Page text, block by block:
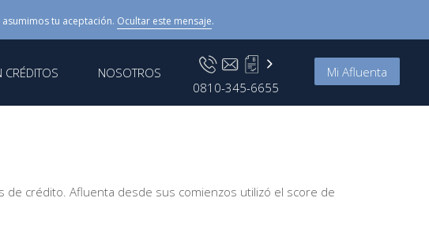
asumimos tu aceptación. Ocultar este mensaje.
CRÉDITOS
NOSOTROS
0810-345-6655
Mi Afluenta
crédito. Afluenta desde sus comienzos utilizó el score de